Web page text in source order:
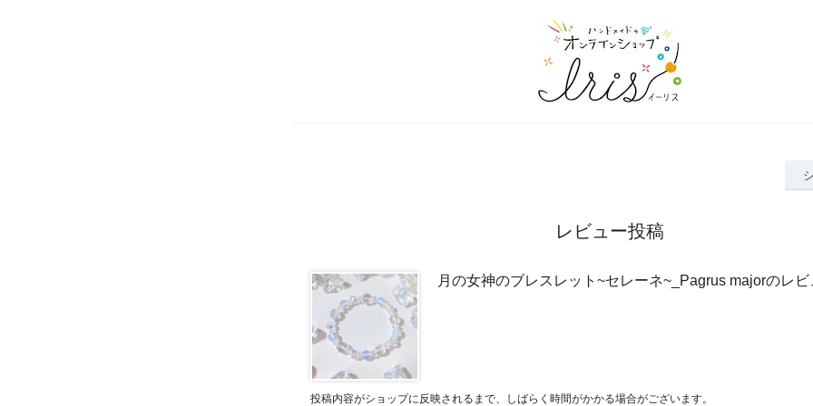
レビュー投稿
月の女神のブレスレット~セレーネ~_Pagrus majorのレビ
投稿内容がショップに反映されるまで、しばらく時間がかかる場合がございます。